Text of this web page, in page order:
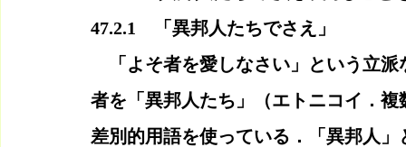
47.2.1　「異邦人たちでさえ」
「よそ者を愛しなさい」という立派
者を「異邦人たち」（エトニコイ．
差別的用語を使っている．「異邦人